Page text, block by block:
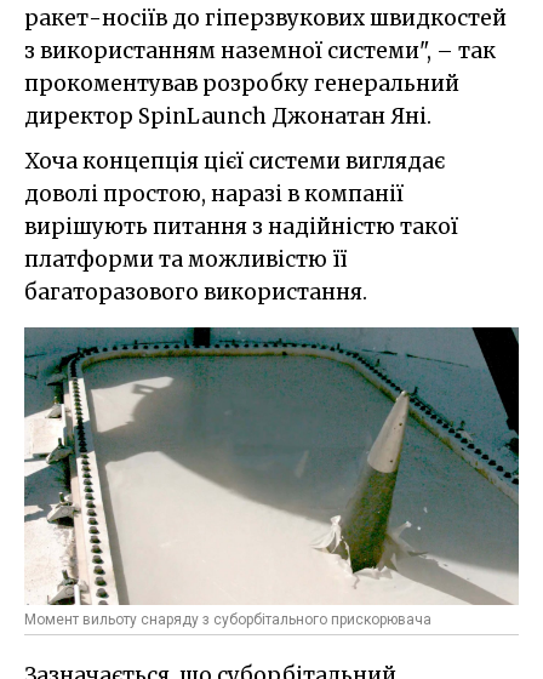
ракет-носіїв до гіперзвукових швидкостей
з використанням наземної системи", – так
прокоментував розробку генеральний
директор SpinLaunch Джонатан Яні.
Хоча концепція цієї системи виглядає
доволі простою, наразі в компанії
вирішують питання з надійністю такої
платформи та можливістю її
багаторазового використання.
Момент вильоту снаряду з суборбітального прискорювача